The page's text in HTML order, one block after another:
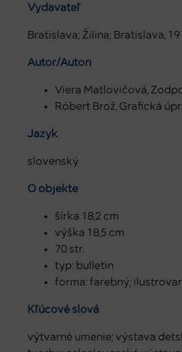
Vydavateľ
Bratislava; Žilina; Bratislava,
Autor/Autori
Viera Matlovičová,
Róbert Brož, Grafická
Jazyk
slovenský
O objekte
šírka 18,2 cm
výška 18,5 cm
70 str.
typ: bulletin
forma: farebný;
Kľúčové slová
výtvarné umenie; výstava